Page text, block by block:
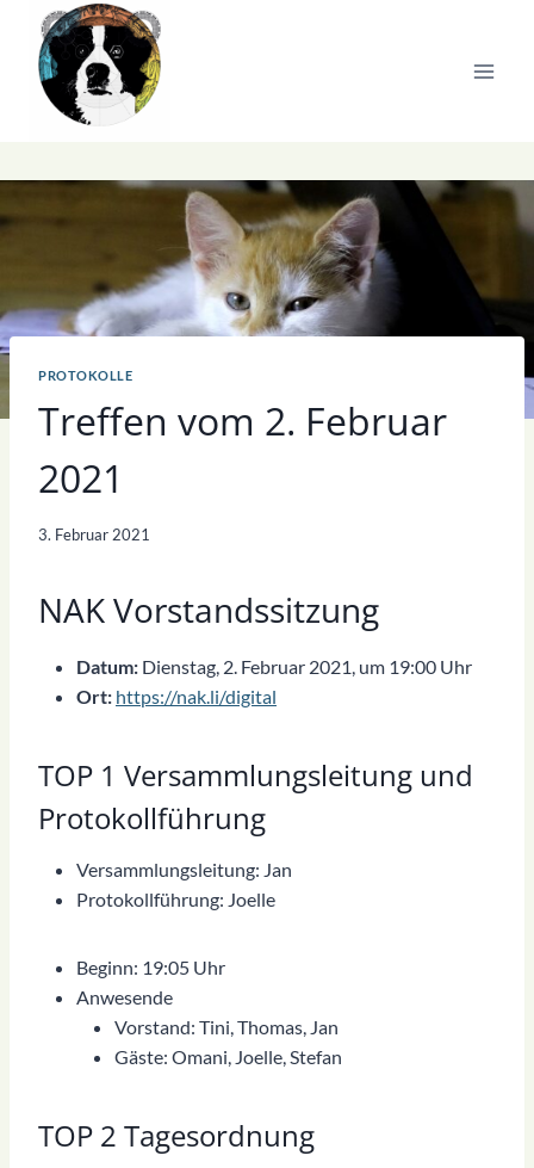
Inhalt
springen
PROTOKOLLE
Treffen vom 2. Februar
2021
3. Februar 2021
NAK Vorstandssitzung
Datum: Dienstag, 2. Februar 2021, um 19:00 Uhr
Ort: https://nak.li/digital
TOP 1 Versammlungsleitung und
Protokollführung
Versammlungsleitung: Jan
Protokollführung: Joelle
Beginn: 19:05 Uhr
Anwesende
Vorstand: Tini, Thomas, Jan
Gäste: Omani, Joelle, Stefan
TOP 2 Tagesordnung